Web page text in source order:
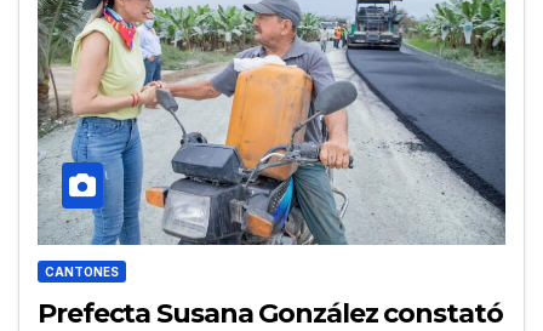
CANTONES
Prefecta Susana González constató